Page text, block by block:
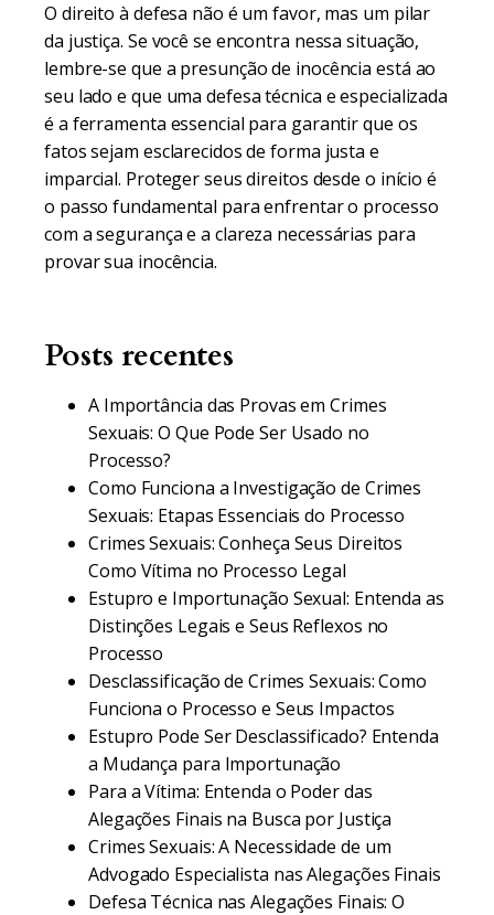
O direito à defesa não é um favor, mas um pilar
da justiça. Se você se encontra nessa situação,
lembre-se que a presunção de inocência está ao
seu lado e que uma defesa técnica e especializada
é a ferramenta essencial para garantir que os
fatos sejam esclarecidos de forma justa e
imparcial. Proteger seus direitos desde o início é
o passo fundamental para enfrentar o processo
com a segurança e a clareza necessárias para
provar sua inocência.
Posts recentes
A Importância das Provas em Crimes
Sexuais: O Que Pode Ser Usado no
Processo?
Como Funciona a Investigação de Crimes
Sexuais: Etapas Essenciais do Processo
Crimes Sexuais: Conheça Seus Direitos
Como Vítima no Processo Legal
Estupro e Importunação Sexual: Entenda as
Distinções Legais e Seus Reflexos no
Processo
Desclassificação de Crimes Sexuais: Como
Funciona o Processo e Seus Impactos
Estupro Pode Ser Desclassificado? Entenda
a Mudança para Importunação
Para a Vítima: Entenda o Poder das
Alegações Finais na Busca por Justiça
Crimes Sexuais: A Necessidade de um
Advogado Especialista nas Alegações Finais
Defesa Técnica nas Alegações Finais: O